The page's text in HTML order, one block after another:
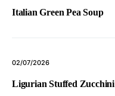
Italian Green Pea Soup
02/07/2026
Ligurian Stuffed Zucchini